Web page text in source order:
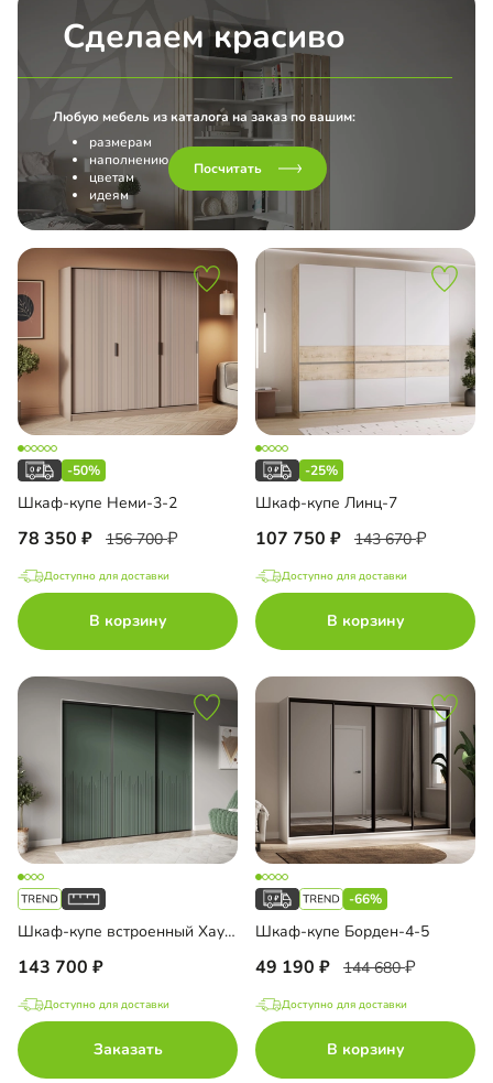
Сделаем красиво
Любую мебель из каталога на заказ по вашим:
размерам
наполнению
цветам
идеям
Посчитать
-50%
Шкаф-купе Неми-3-2
78 350 156 700
Доступно для доставки
В корзину
-25%
Шкаф-купе Линц-7
107 750 143 670
Доступно для доставки
В корзину
Шкаф-купе встроенный Хаузен-3-1
143 700
Доступно для доставки
Заказать
-66%
Шкаф-купе Борден-4-5
49 190 144 680
Доступно для доставки
В корзину